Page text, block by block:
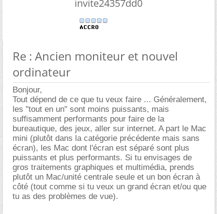
invite24357dd0
Re : Ancien moniteur et nouvel
ordinateur
Bonjour,
Tout dépend de ce que tu veux faire ... Généralement,
les "tout en un" sont moins puissants, mais
suffisamment performants pour faire de la
bureautique, des jeux, aller sur internet. A part le Mac
mini (plutôt dans la catégorie précédente mais sans
écran), les Mac dont l'écran est séparé sont plus
puissants et plus performants. Si tu envisages de
gros traitements graphiques et multimédia, prends
plutôt un Mac/unité centrale seule et un bon écran à
côté (tout comme si tu veux un grand écran et/ou que
tu as des problèmes de vue).